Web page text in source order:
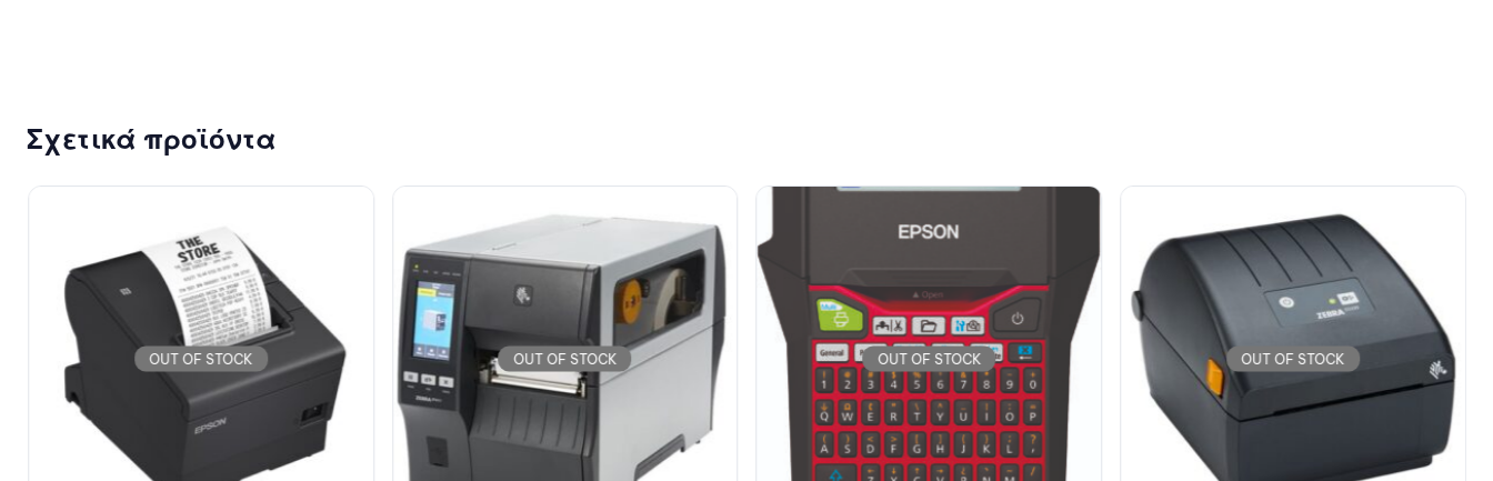
Σχετικά προϊόντα
OUT OF STOCK OUT OF STOCK OUT OF STOCK OUT OF STOCK